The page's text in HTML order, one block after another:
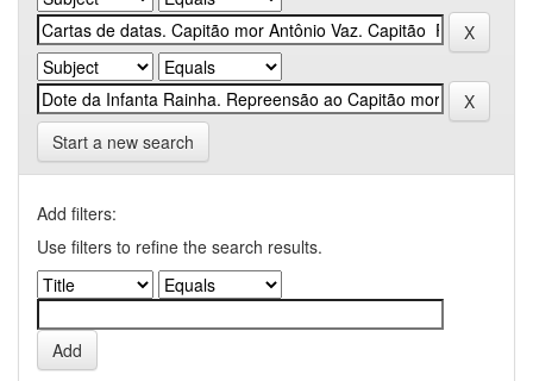
Start a new search
Add filters:
Use filters to refine the search results.